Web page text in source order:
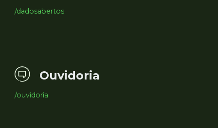
/dadosabertos
Ouvidoria
/ouvidoria